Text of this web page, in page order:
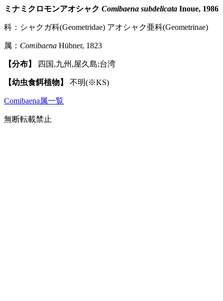
ミナミクロモンアオシャク Comibaena subdelicata Inoue, 1986
科：シャクガ科(Geometridae) アオシャク亜科(Geometrinae)
属： Comibaena Hübner, 1823
【分布】 四国,九州,屋久島;台湾
【幼虫食餌植物】 不明(※KS)
Comibaena属一覧
無断転載禁止